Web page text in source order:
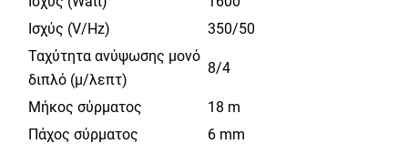
Ισχύς (V/Hz)
350/50
Ταχύτητα ανύψωσης μονό
διπλό (μ/λεπτ)
8/4
Μήκος σύρματος
18 m
Πάχος σύρματος
6 mm